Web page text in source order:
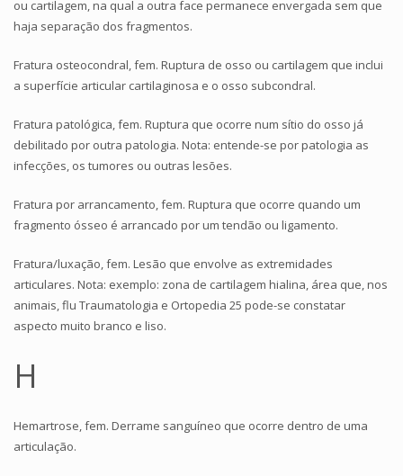
ou cartilagem, na qual a outra face permanece envergada sem que
haja separação dos fragmentos.
Fratura osteocondral, fem. Ruptura de osso ou cartilagem que inclui
a superfície articular cartilaginosa e o osso subcondral.
Fratura patológica, fem. Ruptura que ocorre num sítio do osso já
debilitado por outra patologia. Nota: entende-se por patologia as
infecções, os tumores ou outras lesões.
Fratura por arrancamento, fem. Ruptura que ocorre quando um
fragmento ósseo é arrancado por um tendão ou ligamento.
Fratura/luxação, fem. Lesão que envolve as extremidades
articulares. Nota: exemplo: zona de cartilagem hialina, área que, nos
animais, flu Traumatologia e Ortopedia 25 pode-se constatar
aspecto muito branco e liso.
H
Hemartrose, fem. Derrame sanguíneo que ocorre dentro de uma
articulação.